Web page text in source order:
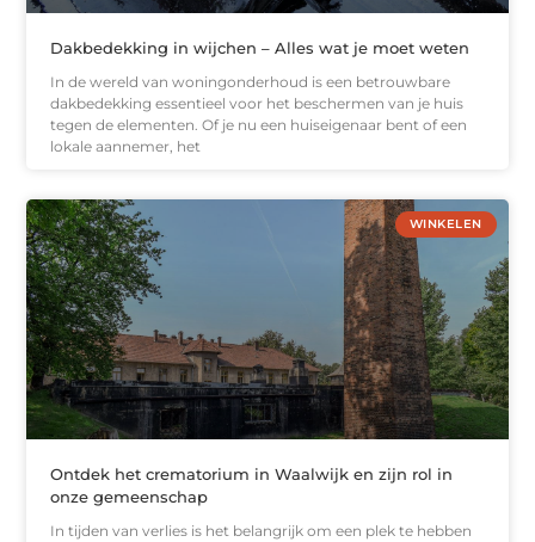
Dakbedekking in wijchen – Alles wat je moet weten
In de wereld van woningonderhoud is een betrouwbare
dakbedekking essentieel voor het beschermen van je huis
tegen de elementen. Of je nu een huiseigenaar bent of een
lokale aannemer, het
WINKELEN
Ontdek het crematorium in Waalwijk en zijn rol in
onze gemeenschap
In tijden van verlies is het belangrijk om een plek te hebben